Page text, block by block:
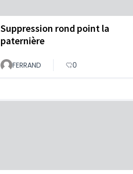
Suppression rond point la
paternière
FERRAND 0